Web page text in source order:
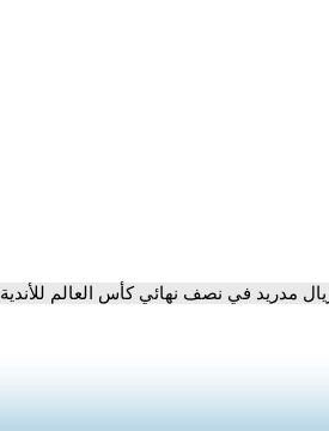
مدريد في نصف نهائي كأس العالم للأندية